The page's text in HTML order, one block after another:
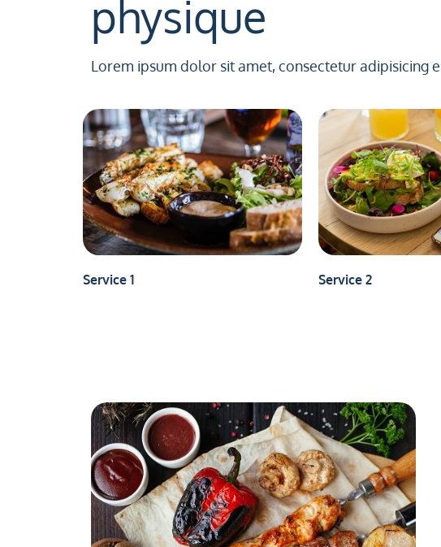
physique
Lorem ipsum dolor sit amet, consectetur adipisicing
Service 1 Service 2